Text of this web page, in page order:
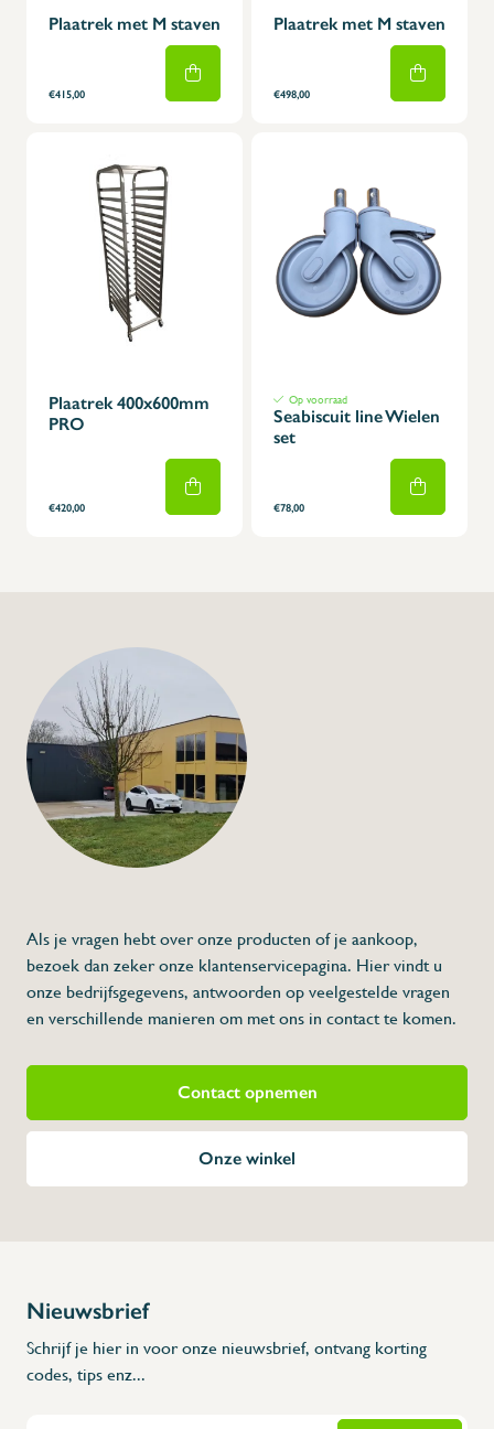
Plaatrek met M staven
€415,00
Plaatrek met M staven
€498,00
Plaatrek 400x600mm
PRO
€420,00
Op voorraad
Seabiscuit line Wielen
set
€78,00
Als je vragen hebt over onze producten of je aankoop,
bezoek dan zeker onze klantenservicepagina. Hier vindt u
onze bedrijfsgegevens, antwoorden op veelgestelde vragen
en verschillende manieren om met ons in contact te komen.
Contact opnemen
Onze winkel
Nieuwsbrief
Schrijf je hier in voor onze nieuwsbrief, ontvang korting
codes, tips enz...